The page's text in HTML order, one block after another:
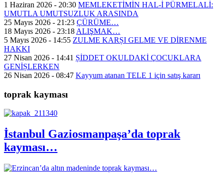
1 Haziran 2026 - 20:30 MEMLEKETİMİN HAL-İ PÜRMELALİ:
UMUTLA UMUTSUZLUK ARASINDA
25 Mayıs 2026 - 21:23 ÇÜRÜME…
18 Mayıs 2026 - 23:18 ALIŞMAK…
5 Mayıs 2026 - 14:55 ZULME KARȘI GELME VE DİRENME
HAKKI
27 Nisan 2026 - 14:41 ȘİDDET OKULDAKİ ÇOCUKLARA
GENİȘLERKEN
26 Nisan 2026 - 08:47 Kayyum atanan TELE 1 için satış kararı
toprak kayması
İstanbul Gaziosmanpaşa’da toprak
kayması…